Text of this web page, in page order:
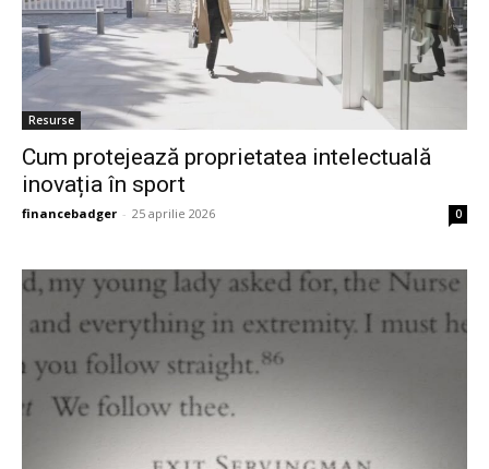
Resurse
Cum protejează proprietatea intelectuală
inovația în sport
financebadger - 25 aprilie 2026 0